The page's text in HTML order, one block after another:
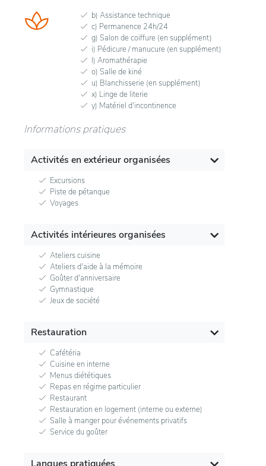
b) Assistance technique
c) Permanence 24h/24
g) Salon de coiffure (en supplément)
i) Pédicure / manucure (en supplément)
l) Aromathérapie
o) Salle de kiné
u) Blanchisserie (en supplément)
x) Linge de literie
y) Matériel d'incontinence
Informations pratiques
Activités en extérieur organisées
Excursions
Piste de pétanque
Voyages
Activités intérieures organisées
Ateliers cuisine
Ateliers d'aide à la mémoire
Goûter d'anniversaire
Gymnastique
Jeux de société
Restauration
Cafétéria
Cuisine en interne
Menus diététiques
Repas en régime particulier
Restaurant
Restauration en logement (interne ou externe)
Salle à manger pour événements privatifs
Service du goûter